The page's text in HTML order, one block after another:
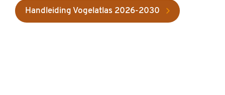
Handleiding Vogelatlas 2026-2030